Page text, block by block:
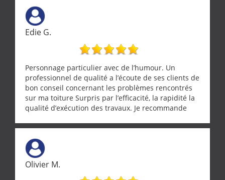
Edie G.
Personnage particulier avec de l’humour. Un
professionnel de qualité a l’écoute de ses clients de
bon conseil concernant les problèmes rencontrés
sur ma toiture Surpris par l’efficacité, la rapidité la
qualité d’exécution des travaux. Je recommande
Olivier M.